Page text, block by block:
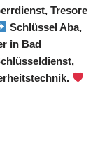
Tresore
Schlüssel Aba,
in Bad